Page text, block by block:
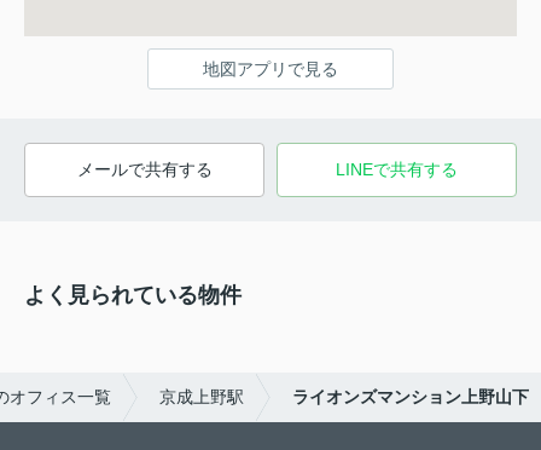
地図アプリで見る
メールで共有する LINEで共有する
よく見られている物件
オフィス一覧 京成上野駅 ライオンズマンション上野山下